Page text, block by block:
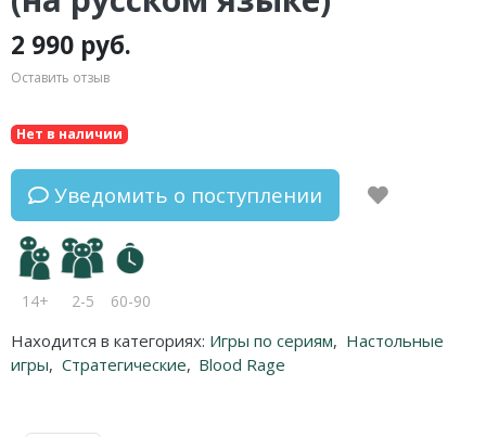
2 990 руб.
Оставить отзыв
Нет в наличии
Уведомить о поступлении
14+ 2-5 60-90
Находится в категориях: Игры по сериям, Настольные
игры, Стратегические, Blood Rage